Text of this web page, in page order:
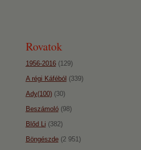
Rovatok
1956-2016(129)
A régi Káféból (339)
Ady(100)(30)
Beszámoló(98)
Blőd Li (382)
Böngészde(2 951)